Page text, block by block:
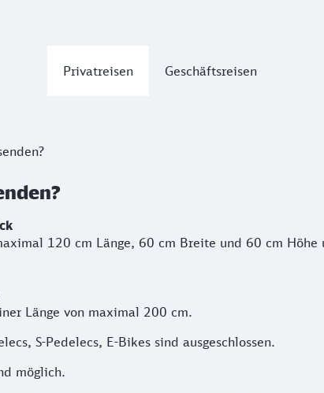
Privatreisen Geschäftsreisen
120 cm Länge, 60 cm Breite und 60 cm
Länge von maximal 200 cm.
S-Pedelecs, E-Bikes sind ausgeschlossen.
möglich.